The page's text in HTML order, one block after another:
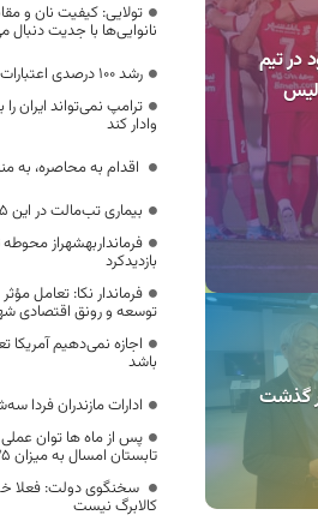
تیم
گذشت
تولایی: کیفیت نان و
نانوایی‌ها با جدیت
رشد ۱۰۰ درصدی اعتبارات دهیاری‌های مازندران
ترامپ نمی‌تواند ایران
وادار کند
اقدام به محاصره،
بیماری تب‌مالت در این ۵ استان پیشتاز است
فرمانداربهشهراز
بازدیدکرد
فرماندار نکا: تعامل
توسعه و رونق اقتصادی
اجازه نمی‌دهیم
باشد
ادارات مازندران فردا
پس از ماه ها توان عملی
تابستان امسال به میزان ۳۵ مگاوات افزایش یافت
سخنگوی دولت: فعلا
کالابرگ نیست